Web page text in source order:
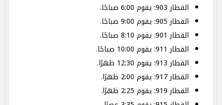
القطار 903: يقوم 6:00 صباحًا.
القطار 905: يقوم 9:00 صباحًا.
القطار 901: يقوم 8:10 صباحًا.
القطار 911: يقوم 10:00 صباحًا.
القطار 913: يقوم 12:30 ظهرًا.
القطار 917: يقوم 2:00 ظهرًا.
القطار 919: يقوم 2:25 ظهرًا.